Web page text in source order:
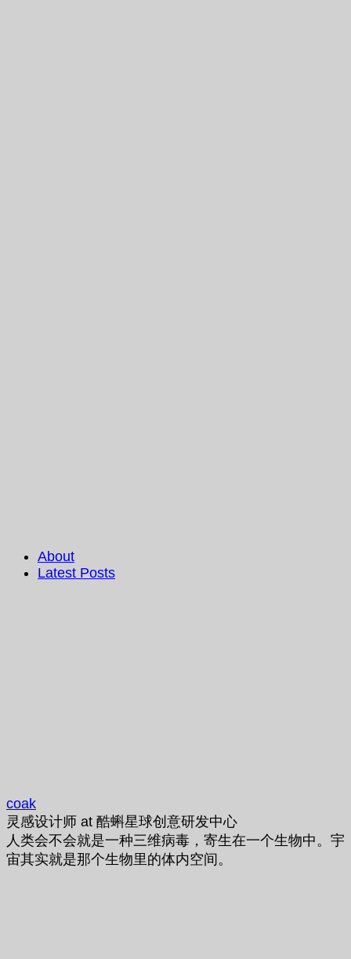
About
Latest Posts
coak
灵感设计师 at 酷蝌星球创意研发中心
人类会不会就是一种三维病毒，寄生在一个生物中。宇
宙其实就是那个生物里的体内空间。